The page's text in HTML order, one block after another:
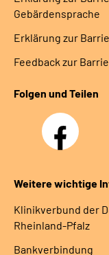
Gebärdensprache
Erklärung zur
Feedback zur
Folgen und Teilen
Facebook
Weitere wichtige
Klinikverbund der
Rheinland-Pfalz
Bankverbindung